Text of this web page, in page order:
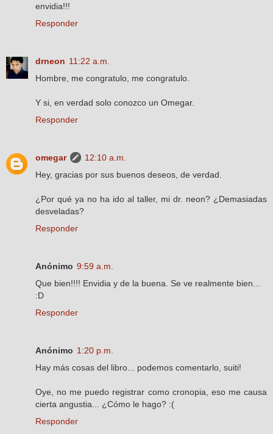
envidia!!!
Responder
drneon 11:22 a.m.
Hombre, me congratulo, me congratulo.
Y si, en verdad solo conozco un Omegar.
Responder
omegar
12:10 a.m.
Hey, gracias por sus buenos deseos, de verdad.
¿Por qué ya no ha ido al taller, mi dr. neon? ¿Demasiadas
desveladas?
Responder
Anónimo 9:59 a.m.
Que bien!!!! Envidia y de la buena. Se ve realmente bien...
:D
Responder
Anónimo 1:20 p.m.
Hay más cosas del libro... podemos comentarlo, suiti!
Oye, no me puedo registrar como cronopia, eso me causa
cierta angustia... ¿Cómo le hago? :(
Responder